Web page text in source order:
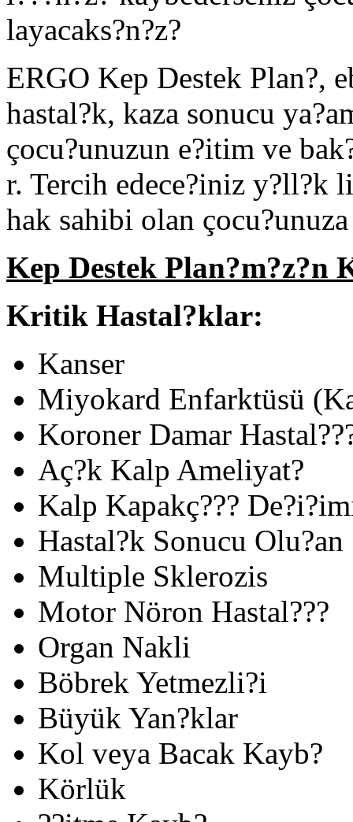
layacaks?n?z?
ERGO Kep Destek Plan?,
hastal?k, kaza sonucu
çocu?unuzun e?itim ve
r. Tercih edece?iniz y?ll?k
hak sahibi olan
Kep Destek Plan?m?z?n
Kritik Hastal?klar:
Kanser
Miyokard Enfarktüsü
Koroner Damar
Aç?k Kalp Ameliyat?
Kalp Kapakç???
Hastal?k Sonucu
Multiple Sklerozis
Motor Nöron Hastal???
Organ Nakli
Böbrek Yetmezli?i
Büyük Yan?klar
Kol veya Bacak Kayb?
Körlük